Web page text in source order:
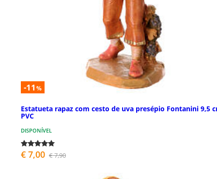
-11 %
Estatueta rapaz com cesto de uva presépio Fontanini 9,5
PVC
DISPONÍVEL
€ 7,00 € 7,90